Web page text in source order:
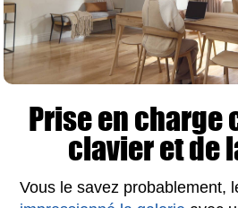
Prise en charge
clavier et de
Vous le savez probablement,